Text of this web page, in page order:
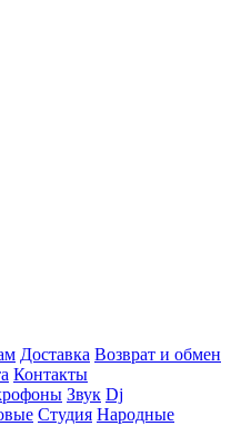
Доставка Возврат и обмен
Контакты
Звук Dj
Студия Народные